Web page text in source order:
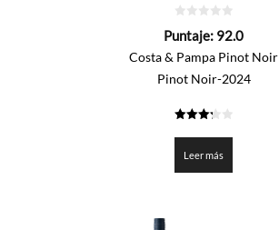
de
Puntaje: 92.0
Costa & Pampa Pinot Noir
Pinot Noir-2024
Leer más